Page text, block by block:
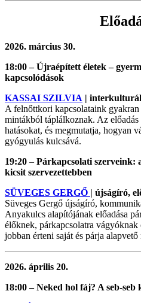
2026. március 30.
18:00 – Újraépített életek –
kapcsolódások
KASSAI SZILVIA |
A felnőttkori kapcsolataink
mintákból táplálkoznak. Az előadás
hatásokat, és megmutatja, hogyan
gyógyulás kulcsává.
19:20 – Párkapcsolati szerveink:
kicsit szervezettebben
SÜVEGES GERGŐ | újságíró,
Süveges Gergő újságíró,
Anyakulcs alapítójának előadása
élőknek, párkapcsolatra
jobban érteni saját és párja
2026. április 20.
18:00 – Neked hol fáj? A seb-